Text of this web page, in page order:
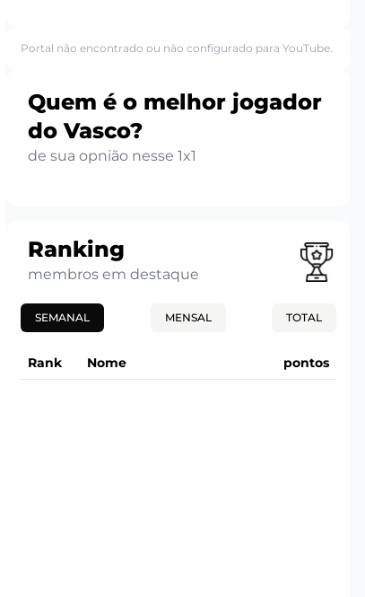
Portal não encontrado ou não configurado para YouTube.
Quem é o melhor jogador
do Vasco?
de sua opnião nesse 1x1
Ranking
membros em destaque
SEMANAL MENSAL TOTAL
Rank Nome pontos